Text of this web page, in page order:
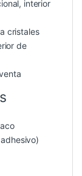
interior
cristales
de